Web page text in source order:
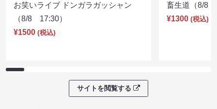
お笑いライブ ドンガラガッシャン
（8/8 17:30）
¥1500 (税込)
畜生道（8/8
¥1300 (税込)
サイトを閲覧する